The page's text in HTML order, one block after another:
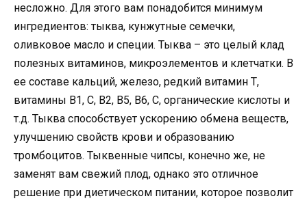
несложно. Для этого вам понадобится минимум
ингредиентов: тыква, кунжутные семечки,
оливковое масло и специи. Тыква – это целый клад
полезных витаминов, микроэлементов и клетчатки. В
ее составе кальций, железо, редкий витамин Т,
витамины В1, С, В2, В5, В6, С, органические кислоты и
т.д. Тыква способствует ускорению обмена веществ,
улучшению свойств крови и образованию
тромбоцитов. Тыквенные чипсы, конечно же, не
заменят вам свежий плод, однако это отличное
решение при диетическом питании, которое позволит